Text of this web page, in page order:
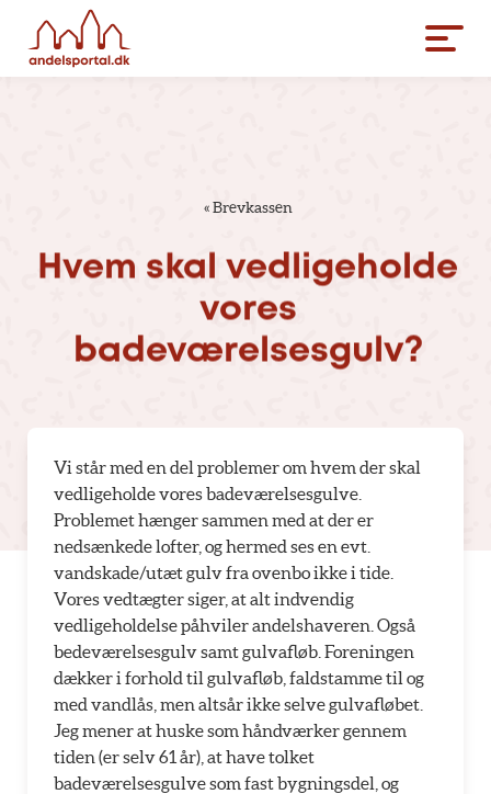
«Brevkassen
Hvem skal vedligeholde
vores
badeværelsesgulv?
Vi står med en del problemer om hvem der skal
vedligeholde vores badeværelsesgulve.
Problemet hænger sammen med at der er
nedsænkede lofter, og hermed ses en evt.
vandskade/utæt gulv fra ovenbo ikke i tide.
Vores vedtægter siger, at alt indvendig
vedligeholdelse påhviler andelshaveren. Også
bedeværelsesgulv samt gulvafløb. Foreningen
dækker i forhold til gulvafløb, faldstamme til og
med vandlås, men altsår ikke selve gulvafløbet.
Jeg mener at huske som håndværker gennem
tiden (er selv 61 år), at have tolket
badeværelsesgulve som fast bygningsdel, og